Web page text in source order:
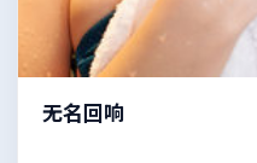
无名回响